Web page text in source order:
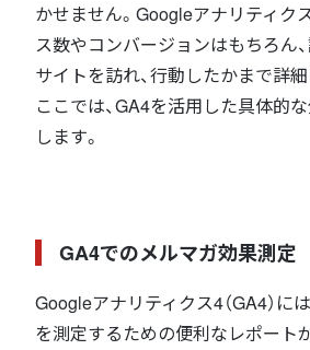
かせません。Googleアナリティク
ス数やコンバージョンはもちろん
サイトを訪れ、行動したかまで詳
ここでは、GA4を活用した具体的
します。
GA4でのメルマガ効果測定
Googleアナリティクス4（GA4）に
を測定するための便利なレポート